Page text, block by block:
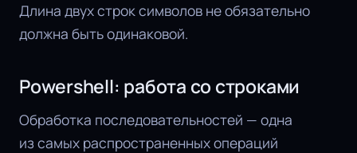
Длина двух строк символов не обязательно
должна быть одинаковой.
Powershell: работа со строками
Обработка последовательностей — одна
из самых распространенных операций